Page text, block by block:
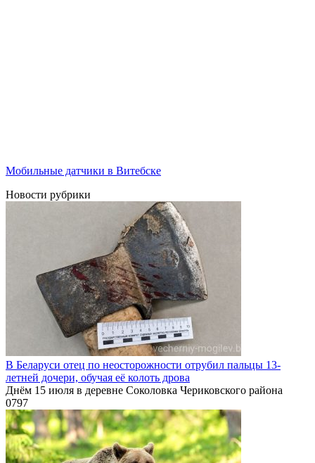
Мобильные датчики в Витебске
Новости рубрики
В Беларуси отец по неосторожности отрубил пальцы 13-
летней дочери, обучая её колоть дрова
Днём 15 июля в деревне Соколовка Чериковского района
0797